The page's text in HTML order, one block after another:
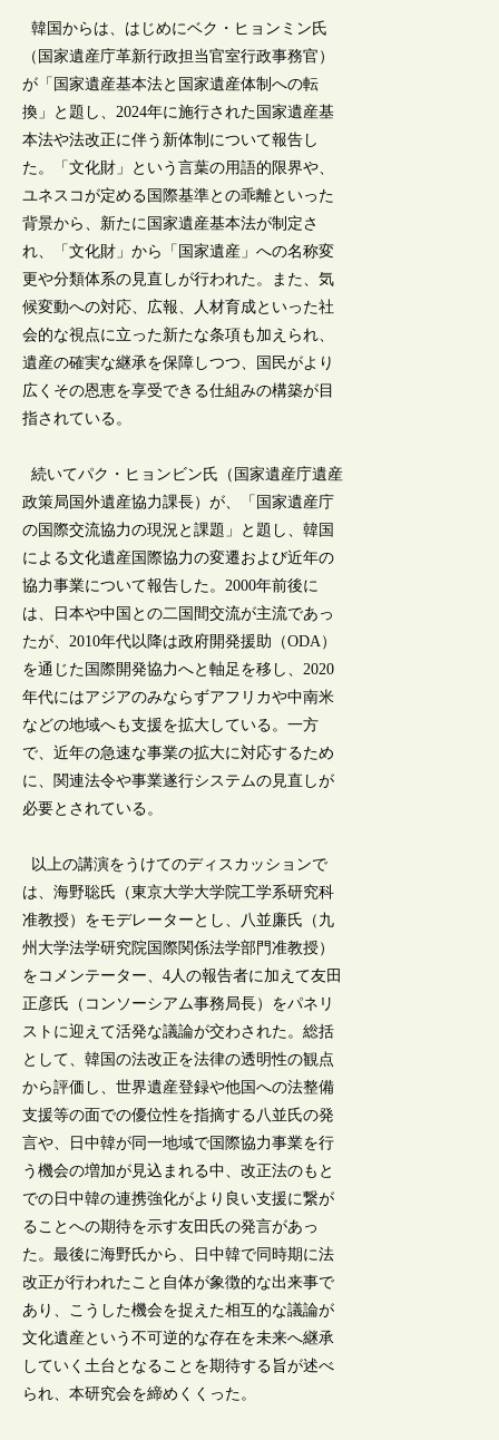
韓国からは、はじめにベク・ヒョンミン氏
（国家遺産庁革新行政担当官室行政事務官）
が「国家遺産基本法と国家遺産体制への転
換」と題し、2024年に施行された国家遺産基
本法や法改正に伴う新体制について報告し
た。「文化財」という言葉の用語的限界や、
ユネスコが定める国際基準との乖離といった
背景から、新たに国家遺産基本法が制定さ
れ、「文化財」から「国家遺産」への名称変
更や分類体系の見直しが行われた。また、気
候変動への対応、広報、人材育成といった社
会的な視点に立った新たな条項も加えられ、
遺産の確実な継承を保障しつつ、国民がより
広くその恩恵を享受できる仕組みの構築が目
指されている。
続いてパク・ヒョンビン氏（国家遺産庁遺産
政策局国外遺産協力課長）が、「国家遺産庁
の国際交流協力の現況と課題」と題し、韓国
による文化遺産国際協力の変遷および近年の
協力事業について報告した。2000年前後に
は、日本や中国との二国間交流が主流であっ
たが、2010年代以降は政府開発援助（ODA）
を通じた国際開発協力へと軸足を移し、2020
年代にはアジアのみならずアフリカや中南米
などの地域へも支援を拡大している。一方
で、近年の急速な事業の拡大に対応するため
に、関連法令や事業遂行システムの見直しが
必要とされている。
以上の講演をうけてのディスカッションで
は、海野聡氏（東京大学大学院工学系研究科
准教授）をモデレーターとし、八並廉氏（九
州大学法学研究院国際関係法学部門准教授）
をコメンテーター、4人の報告者に加えて友田
正彦氏（コンソーシアム事務局長）をパネリ
ストに迎えて活発な議論が交わされた。総括
として、韓国の法改正を法律の透明性の観点
から評価し、世界遺産登録や他国への法整備
支援等の面での優位性を指摘する八並氏の発
言や、日中韓が同一地域で国際協力事業を行
う機会の増加が見込まれる中、改正法のもと
での日中韓の連携強化がより良い支援に繋が
ることへの期待を示す友田氏の発言があっ
た。最後に海野氏から、日中韓で同時期に法
改正が行われたこと自体が象徴的な出来事で
あり、こうした機会を捉えた相互的な議論が
文化遺産という不可逆的な存在を未来へ継承
していく土台となることを期待する旨が述べ
られ、本研究会を締めくくった。